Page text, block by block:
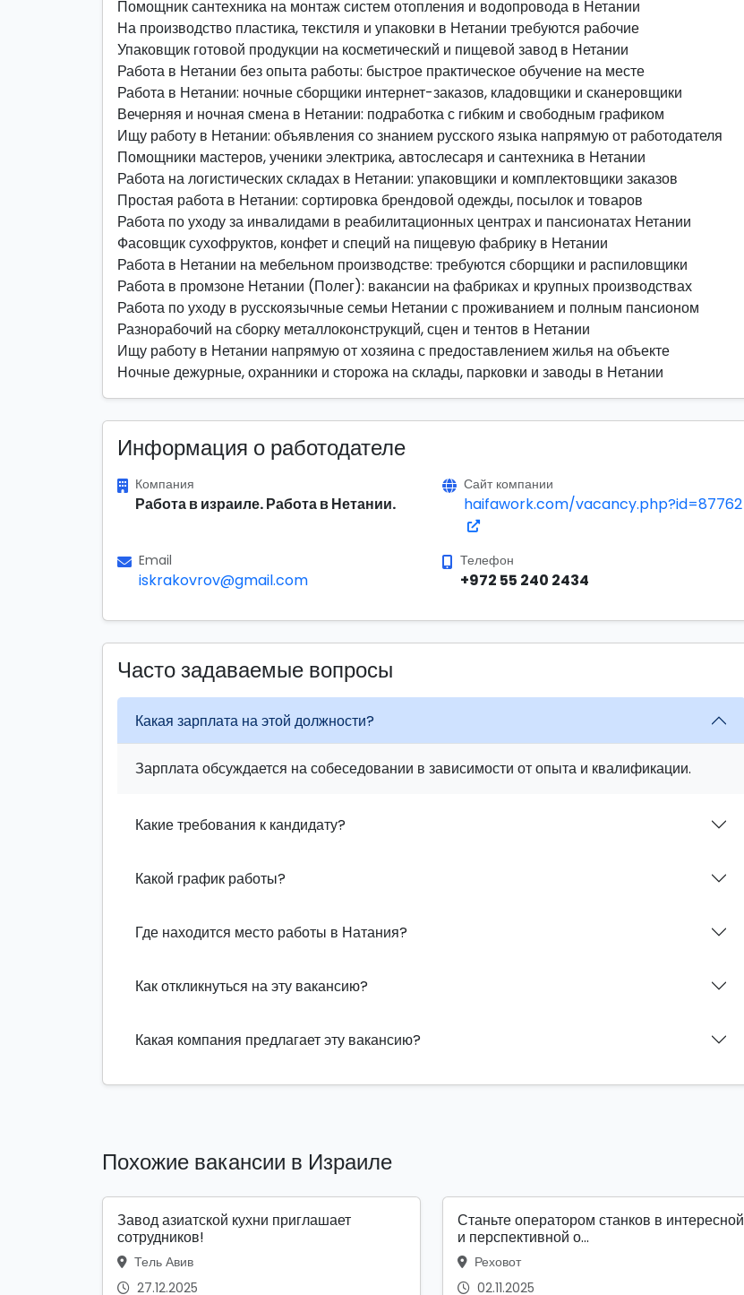
Помощник сантехника на монтаж систем отопления и водопровода в Нетании
На производство пластика, текстиля и упаковки в Нетании требуются рабочие
Упаковщик готовой продукции на косметический и пищевой завод в Нетании
Работа в Нетании без опыта работы: быстрое практическое обучение на месте
Работа в Нетании: ночные сборщики интернет-заказов, кладовщики и сканеровщики
Вечерняя и ночная смена в Нетании: подработка с гибким и свободным графиком
Ищу работу в Нетании: объявления со знанием русского языка напрямую от работодателя
Помощники мастеров, ученики электрика, автослесаря и сантехника в Нетании
Работа на логистических складах в Нетании: упаковщики и комплектовщики заказов
Простая работа в Нетании: сортировка брендовой одежды, посылок и товаров
Работа по уходу за инвалидами в реабилитационных центрах и пансионатах Нетании
Фасовщик сухофруктов, конфет и специй на пищевую фабрику в Нетании
Работа в Нетании на мебельном производстве: требуются сборщики и распиловщики
Работа в промзоне Нетании (Полег): вакансии на фабриках и крупных производствах
Работа по уходу в русскоязычные семьи Нетании с проживанием и полным пансионом
Разнорабочий на сборку металлоконструкций, сцен и тентов в Нетании
Ищу работу в Нетании напрямую от хозяина с предоставлением жилья на объекте
Ночные дежурные, охранники и сторожа на склады, парковки и заводы в Нетании
Информация о работодателе
Компания
Работа в израиле. Работа в Нетании.
Сайт компании
haifawork.com/vacancy.php?id=87762
Email
iskrakovrov@gmail.com
Телефон
+972 55 240 2434
Часто задаваемые вопросы
Какая зарплата на этой должности?
Зарплата обсуждается на собеседовании в зависимости от опыта и квалификации.
Какие требования к кандидату?
Какой график работы?
Где находится место работы в Натания?
Как откликнуться на эту вакансию?
Какая компания предлагает эту вакансию?
Похожие вакансии в Израиле
Завод азиатской кухни приглашает
сотрудников!
Тель Авив
27.12.2025
Станьте оператором станков в интересной
и перспективной о...
Реховот
02.11.2025